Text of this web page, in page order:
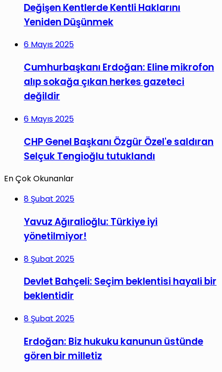
Değişen Kentlerde Kentli Haklarını
Yeniden Düşünmek
6 Mayıs 2025
Cumhurbaşkanı Erdoğan: Eline mikrofon
alıp sokağa çıkan herkes gazeteci
değildir
6 Mayıs 2025
CHP Genel Başkanı Özgür Özel'e saldıran
Selçuk Tengioğlu tutuklandı
En Çok Okunanlar
8 Şubat 2025
Yavuz Ağıralioğlu: Türkiye iyi
yönetilmiyor!
8 Şubat 2025
Devlet Bahçeli: Seçim beklentisi hayali bir
beklentidir
8 Şubat 2025
Erdoğan: Biz hukuku kanunun üstünde
gören bir milletiz